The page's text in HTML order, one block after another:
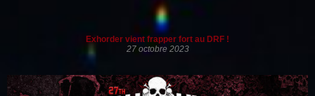
Exhorder vient frapper fort au DRF !
27 octobre 2023